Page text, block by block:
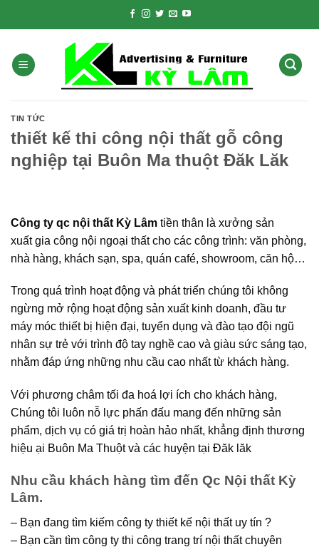
TIN TỨC
thiết kế thi công nội thất gỗ công
nghiệp tại Buôn Ma thuột Đăk Lăk
Công ty qc nội thất Kỳ Lâm tiền thân là xưởng sản
xuất gia công nội ngoại thất cho các công trình: văn phòng,
nhà hàng, khách sạn, spa, quán café, showroom, căn hộ…
Trong quá trình hoạt động và phát triển chúng tôi không
ngừng mở rộng hoạt động sản xuất kinh doanh, đầu tư
máy móc thiết bị hiện đại, tuyển dụng và đào tạo đội ngũ
nhân sự trẻ với trình độ tay nghề cao và giàu sức sáng tạo,
nhằm đáp ứng những nhu cầu cao nhất từ khách hàng.
Với phương châm tối đa hoá lợi ích cho khách hàng,
Chúng tôi luôn nỗ lực phấn đấu mang đến những sản
phẩm, dịch vụ có giá trị hoàn hảo nhất, khẳng định thương
hiệu ại Buôn Ma Thuột và các huyện tại Đăk lăk
Nhu cầu khách hàng tìm đến Qc Nội thất Kỳ
Lâm.
– Bạn đang tìm kiếm công ty thiết kế nội thất uy tín ?
– Bạn cần tìm công ty thi công trang trí nội thất chuyên